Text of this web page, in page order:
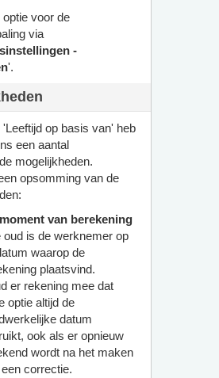
voor de
via
-
'.
'Leeftijd op basis van' heb
een aantal
mogelijkheden.
opsomming van de
van berekening
oud is de werknemer op
waarop de
plaatsvind.
er rekening mee dat
optie altijd de
datum
ook als er opnieuw
wordt na het maken
correctie.